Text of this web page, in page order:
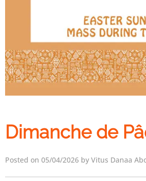
Dimanche de
Posted on 05/04/2026 by Vitus Danaa